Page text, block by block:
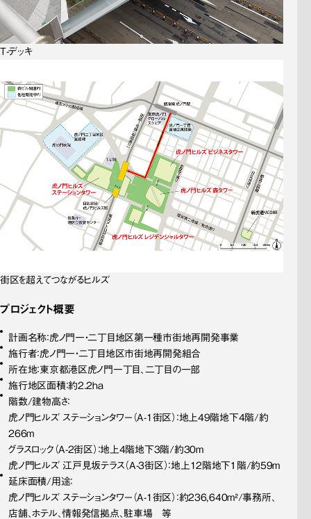
T-デッキ
街区を超えてつながるヒルズ
プロジェクト概要
計画名称：虎ノ門一・二丁目地区第一種市街地再開発事業
施行者：虎ノ門一・二丁目地区市街地再開発組合
所在地：東京都港区虎ノ門一丁目、二丁目の一部
施行地区面積：約2.2ha
階数/建物高さ：
虎ノ門ヒルズ ステーションタワー（A-1街区）：地上49階地下4階/約
266m
グラスロック（A-2街区）：地上4階地下3階/約30m
虎ノ門ヒルズ 江戸見坂テラス（A-3街区）：地上12階地下１階/約59m
延床面積/用途：
虎ノ門ヒルズ ステーションタワー（A-1街区）：約236,640m²/事務所、
店舗、ホテル、情報発信拠点、駐車場　等